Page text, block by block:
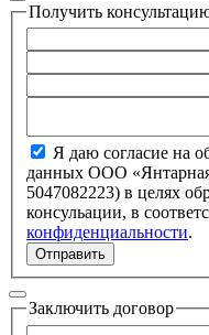
Получить
Я даю согласие на
данных ООО
5047082223) в целях обработки запроса и полченя
консульации, в
конфиденциальности.
Отправить
Заключить договор